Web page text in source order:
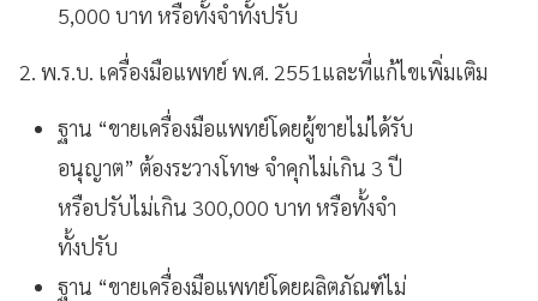
5,000 บาท หรือทั้งจำทั้งปรับ
2. พ.ร.บ. เครื่องมือแพทย์ พ.ศ. 2551และที่แก้ไขเพิ่มเติม
ฐาน “ขายเครื่องมือแพทย์โดยผู้ขายไม่ได้รับ
อนุญาต” ต้องระวางโทษ จำคุกไม่เกิน 3 ปี
หรือปรับไม่เกิน 300,000 บาท หรือทั้งจำ
ทั้งปรับ
ฐาน “ขายเครื่องมือแพทย์โดยผลิตภัณฑ์ไม่